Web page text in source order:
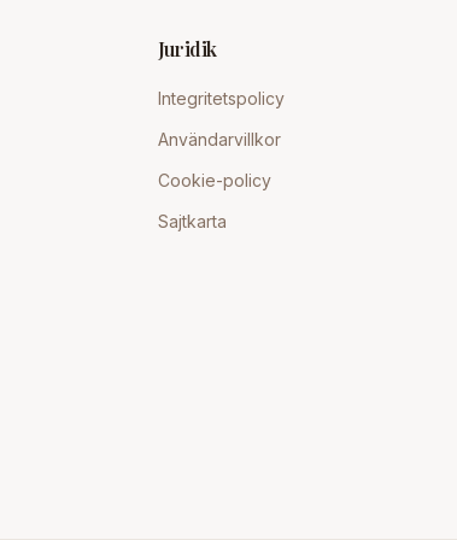
Juridik
Integritetspolicy
Användarvillkor
Cookie-policy
Sajtkarta